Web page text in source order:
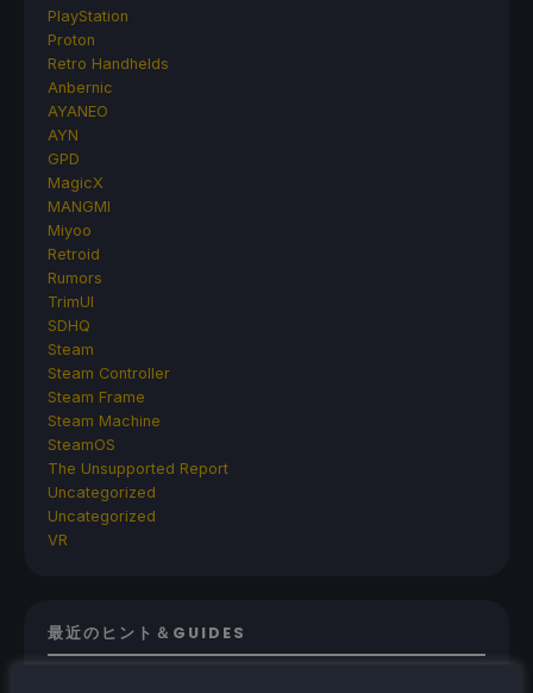
PlayStation
Proton
Retro Handhelds
Anbernic
AYANEO
AYN
GPD
MagicX
MANGMI
Miyoo
Retroid
Rumors
TrimUI
SDHQ
Steam
Steam Controller
Steam Frame
Steam Machine
SteamOS
The Unsupported Report
Uncategorized
Uncategorized
VR
最近のヒント＆GUIDES